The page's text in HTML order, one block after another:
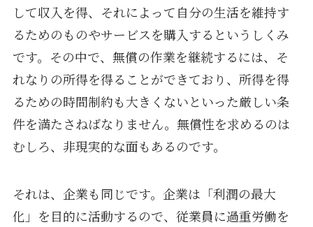
して収入を得、それによって自分の生活を維持す
るためのものやサービスを購入するというしくみ
です。その中で、無償の作業を継続するには、そ
れなりの所得を得ることができており、所得を得
るための時間制約も大きくないといった厳しい条
件を満たさねばなりません。無償性を求めるのは
むしろ、非現実的な面もあるのです。
それは、企業も同じです。企業は「利潤の最大
化」を目的に活動するので、従業員に過重労働を